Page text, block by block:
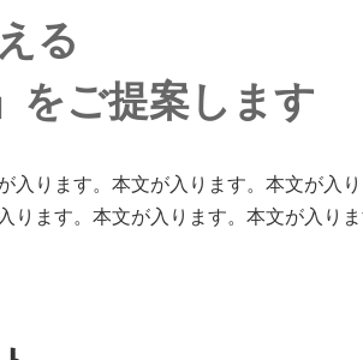
る
をご提案します
ります。本文が入ります。本文が入
ます。本文が入ります。本文が入り